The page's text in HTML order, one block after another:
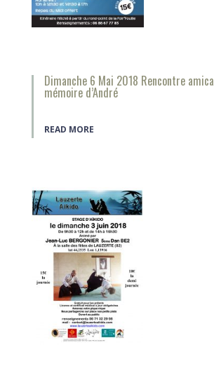
Dimanche 6 Mai 2018 Rencontre
mémoire d’André
READ MORE